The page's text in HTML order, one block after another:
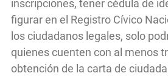
inscripciones, tener cédula de
figurar en el Registro Cívico
los ciudadanos legales, solo
quienes cuenten con al menos
obtención de la carta de